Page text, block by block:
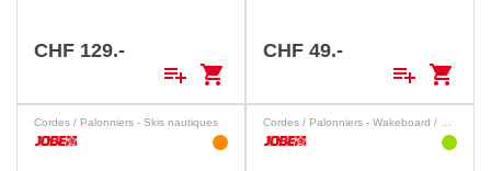
CHF 129.-
playlist_add shopping_cart
CHF 49.-
playlist_add shopping_cart
Cordes / Palonniers - Skis nautiques Cordes / Palonniers - Wakeboard / Wakesurf